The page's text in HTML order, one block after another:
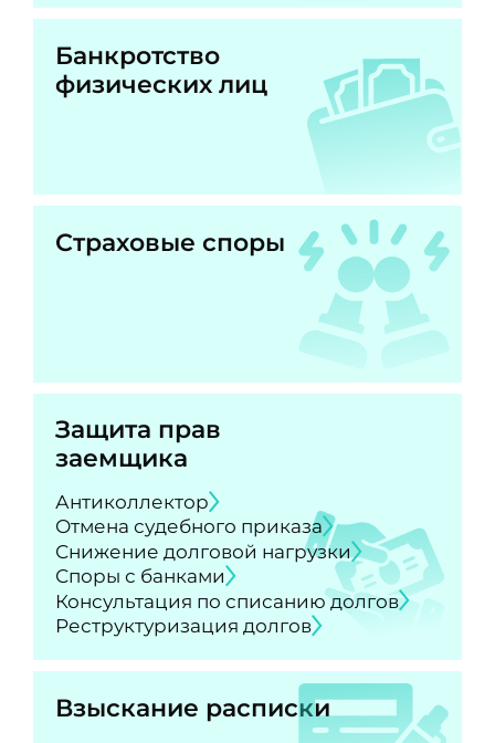
Банкротство
физических лиц
Страховые споры
Защита прав
заемщика
Антиколлектор
Отмена судебного приказа
Снижение долговой нагрузки
Споры с банками
Консультация по списанию долгов
Реструктуризация долгов
Взыскание расписки